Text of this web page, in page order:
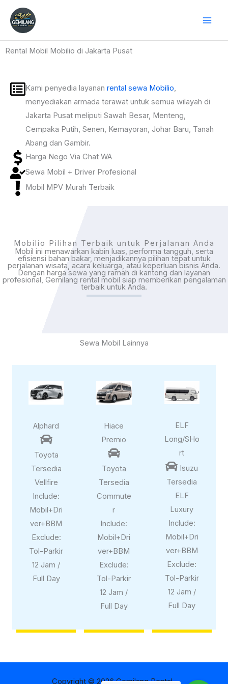
content
Rental Mobil Mobilio di Jakarta Pusat
Kami penyedia layanan rental sewa Mobilio,
menyediakan armada terawat untuk semua wilayah di
Jakarta Pusat meliputi Sawah Besar, Menteng,
Cempaka Putih, Senen, Kemayoran, Johar Baru, Tanah
Abang dan Gambir.
Harga Nego Via Chat WA
Sewa Mobil + Driver Profesional
Mobil MPV Murah Terbaik
Mobilio Pilihan Terbaik untuk Perjalanan Anda
Mobil ini menawarkan kabin luas, performa tangguh, serta
efisiensi bahan bakar, menjadikannya pilihan tepat untuk
perjalanan wisata, acara keluarga, atau keperluan bisnis Anda.
Dengan harga sewa yang ramah di kantong dan layanan
profesional, Gemilang rental mobil siap memberikan pengalaman
terbaik untuk Anda.
Sewa Mobil Lainnya
Alphard

Toyota
Tersedia
Vellfire
Include:
Mobil+Dri
ver+BBM
Exclude:
Tol-Parkir
12 Jam /
Full Day
Hiace
Premio

Toyota
Tersedia
Commute
r
Include:
Mobil+Dri
ver+BBM
Exclude:
Tol-Parkir
12 Jam /
Full Day
ELF
Long/SHo
rt
 Isuzu
Tersedia
ELF
Luxury
Include:
Mobil+Dri
ver+BBM
Exclude:
Tol-Parkir
12 Jam /
Full Day
Copyright © 2026 Gemilang Rental